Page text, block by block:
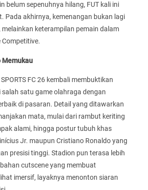
belum sepenuhnya hilang, FUT kali ini
Pada akhirnya, kemenangan bukan lagi
keterampilan pemain dalam
Competitive.
Memukau
FC 26 kembali membuktikan
salah satu game olahraga dengan
di pasaran. Detail yang ditawarkan
mata, mulai dari rambut keriting
alami, hingga postur tubuh khas
Jr. maupun Cristiano Ronaldo yang
presisi tinggi. Stadion pun terasa lebih
cutscene yang membuat
imersif, layaknya menonton siaran